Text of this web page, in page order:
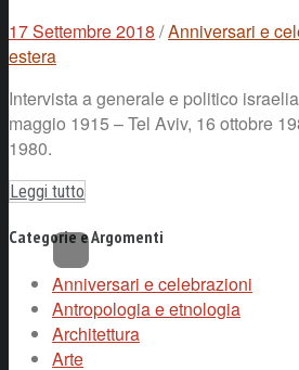
17 Settembre 2018 /Anniversari e
estera
Intervista a generale e politico
maggio 1915 – Tel Aviv, 16 ottobre
1980.
Leggi tutto
Categorie e Argomenti
Anniversari e celebrazioni
Antropologia e etnologia
Architettura
Arte